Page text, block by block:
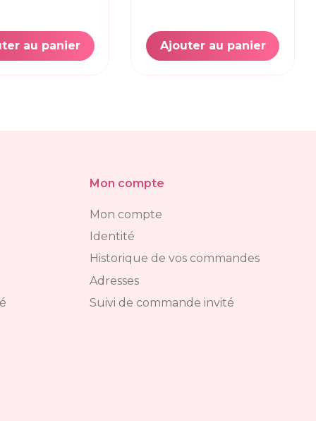
au panier Ajouter au panier
Mon compte
Mon compte
Identité
Historique de vos commandes
Adresses
Suivi de commande invité